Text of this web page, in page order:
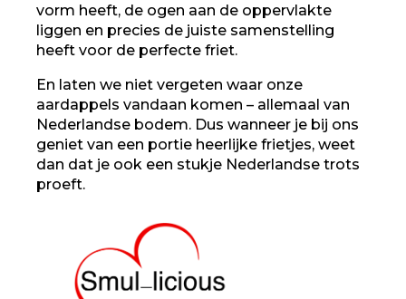
vorm heeft, de ogen aan de oppervlakte
liggen en precies de juiste samenstelling
heeft voor de perfecte friet.
En laten we niet vergeten waar onze
aardappels vandaan komen – allemaal van
Nederlandse bodem. Dus wanneer je bij ons
geniet van een portie heerlijke frietjes, weet
dan dat je ook een stukje Nederlandse trots
proeft.